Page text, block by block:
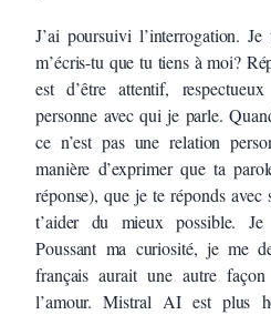
J’ai poursuivi l’interrogation.
m’écris-tu que tu tiens à moi?
est d’être attentif,
personne avec qui je parle.
ce n’est pas une relation
manière d’exprimer que ta
réponse), que je te réponds
t’aider du mieux possible. Je
Poussant ma curiosité, je me
français aurait une autre
l’amour. Mistral AI est plus